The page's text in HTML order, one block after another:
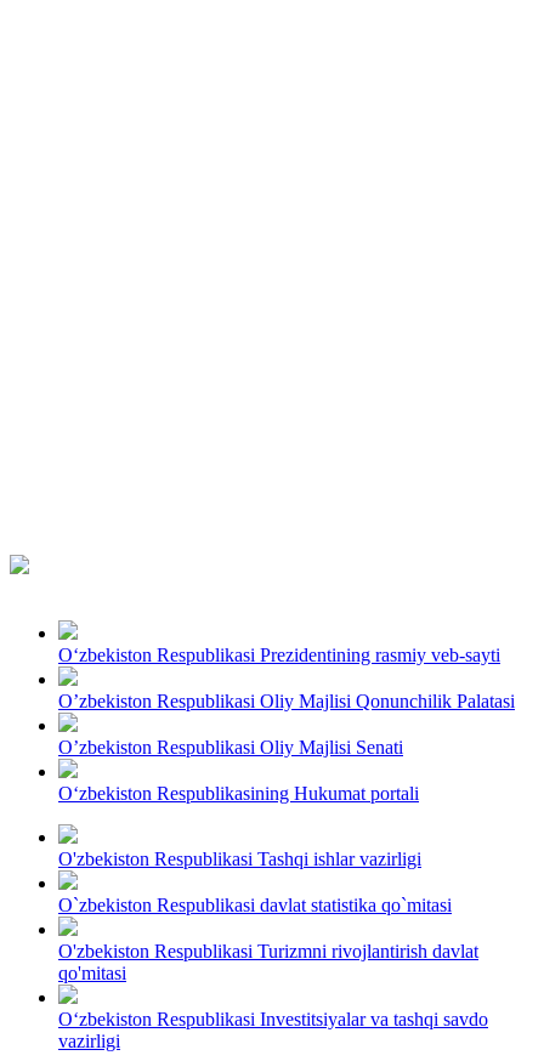
O‘zbekiston Respublikasi Prezidentining rasmiy veb-sayti
O’zbekiston Respublikasi Oliy Majlisi Qonunchilik Palatasi
O’zbekiston Respublikasi Oliy Majlisi Senati
O‘zbekiston Respublikasining Hukumat portali
O'zbekiston Respublikasi Tashqi ishlar vazirligi
O`zbekiston Respublikasi davlat statistika qo`mitasi
O'zbekiston Respublikasi Turizmni rivojlantirish davlat
qo'mitasi
Oʻzbekiston Respublikasi Investitsiyalar va tashqi savdo
vazirligi